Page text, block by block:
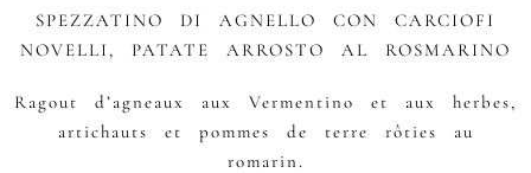
SPEZZATINO DI AGNELLO CON CARCIOFI
NOVELLI, PATATE ARROSTO AL ROSMARINO
Ragout d’agneaux aux Vermentino et aux herbes,
artichauts et pommes de terre rôties au
romarin.